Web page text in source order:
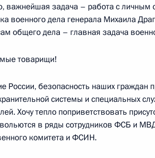
с постоянными членами Совета
года, 13:45 Москва, Кремль
года, 12:05 Москва, Александровский сад
2022 года, вторник
важнейшая задача – работа с личным
военного дела генерала Михаила
общего дела – главная задача
товарищи!
России, безопасность наших
системы и специальных
Хочу тепло поприветствовать
в ряды сотрудников ФСБ и
комитета и ФСИН.